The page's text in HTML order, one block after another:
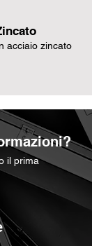
acciaio zincato
il prima